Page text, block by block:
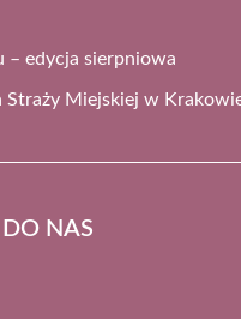
– edycja sierpniowa
Straży Miejskiej w
NAS